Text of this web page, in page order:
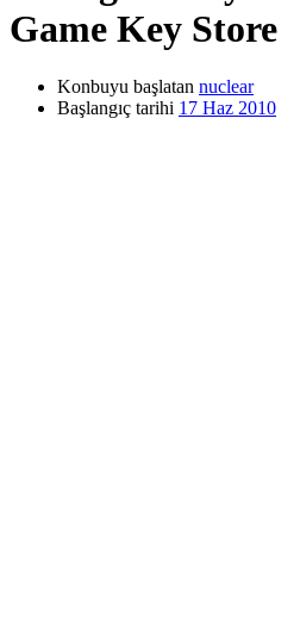
Game Key Store
Konbuyu başlatan nuclear
Başlangıç tarihi 17 Haz 2010